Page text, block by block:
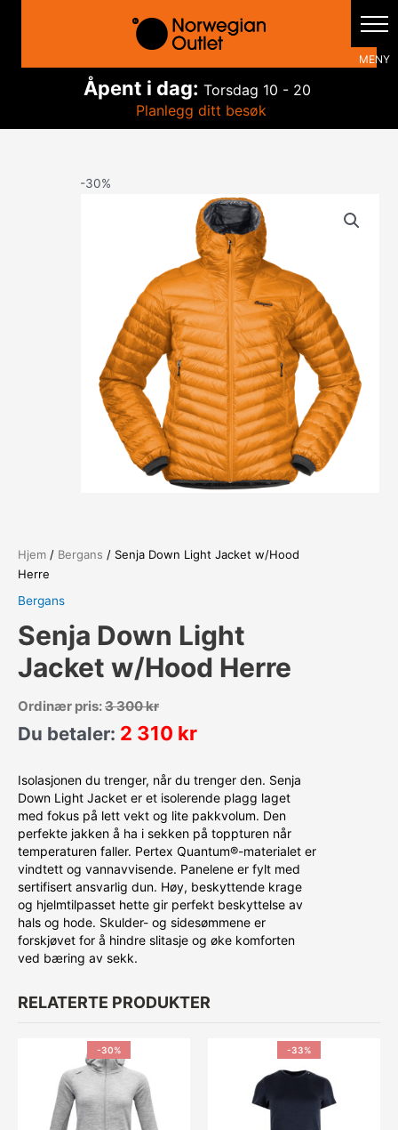
innholdet
Åpent i dag: Torsdag 10 - 20
Planlegg ditt besøk
-30%
Hjem / Bergans / Senja Down Light Jacket w/Hood
Herre
Bergans
Senja Down Light
Jacket w/Hood Herre
Ordinær pris:3 300kr
Du betaler: 2 310 kr
Isolasjonen du trenger, når du trenger den. Senja
Down Light Jacket er et isolerende plagg laget
med fokus på lett vekt og lite pakkvolum. Den
perfekte jakken å ha i sekken på toppturen når
temperaturen faller. Pertex Quantum®-materialet er
vindtett og vannavvisende. Panelene er fylt med
sertifisert ansvarlig dun. Høy, beskyttende krage
og hjelmtilpasset hette gir perfekt beskyttelse av
hals og hode. Skulder- og sidesømmene er
forskjøvet for å hindre slitasje og øke komforten
ved bæring av sekk.
RELATERTE PRODUKTER
-30% -33%